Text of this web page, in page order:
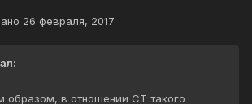
26 февраля, 2017
образом, в отношении СТ такого